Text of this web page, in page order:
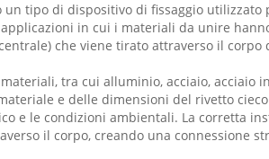
tipo di dispositivo di fissaggio
in cui i materiali da unire
che viene tirato attraverso il
tra cui alluminio, acciaio,
e delle dimensioni del rivetto
e le condizioni ambientali. La corretta
il corpo, creando una connessione